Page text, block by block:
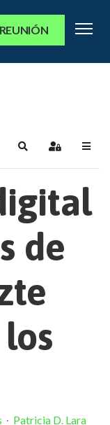
SearchSign In
de
Patricia D. Lara